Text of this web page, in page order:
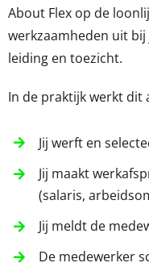
About Flex op de
werkzaamheden uit
leiding en toezicht.
In de praktijk werkt dit
Jij werft en
Jij maakt
(salaris,
Jij meldt de
De medewerker